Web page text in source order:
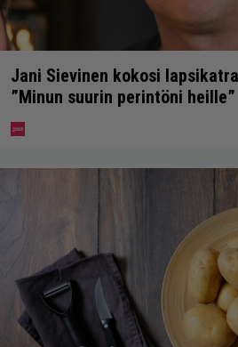
Jani Sievinen kokosi
”Minun suurin perintöni heille”